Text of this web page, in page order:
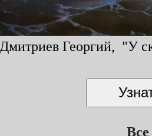
Дмитриев Георгий, "У